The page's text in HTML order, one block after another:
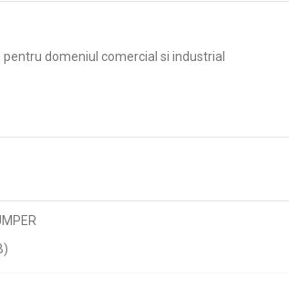
pentru domeniul comercial si industrial